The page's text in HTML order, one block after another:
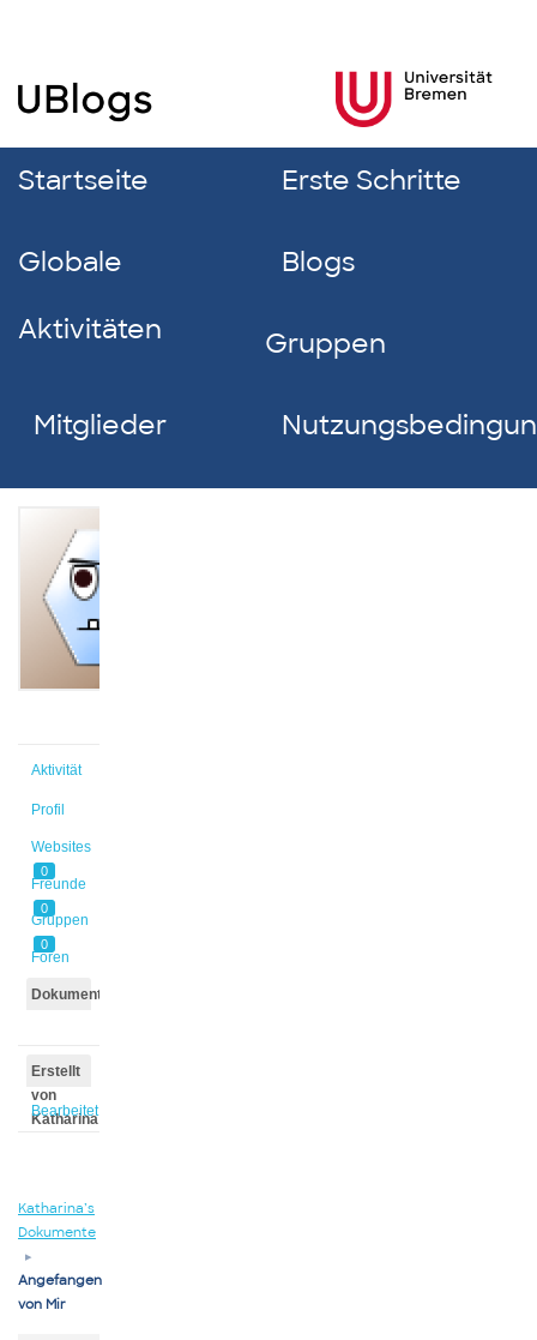
Startseite Erste Schritte
Globale
Aktivitäten
Blogs
Gruppen
Mitglieder
Aktivität
Profil
Websites
0
Freunde
0
Gruppen
0
Foren
Dokumente
Erstellt
von
Katharina
Bearbeitet
Katharina’s
Dokumente
▸
Angefangen
von Mir